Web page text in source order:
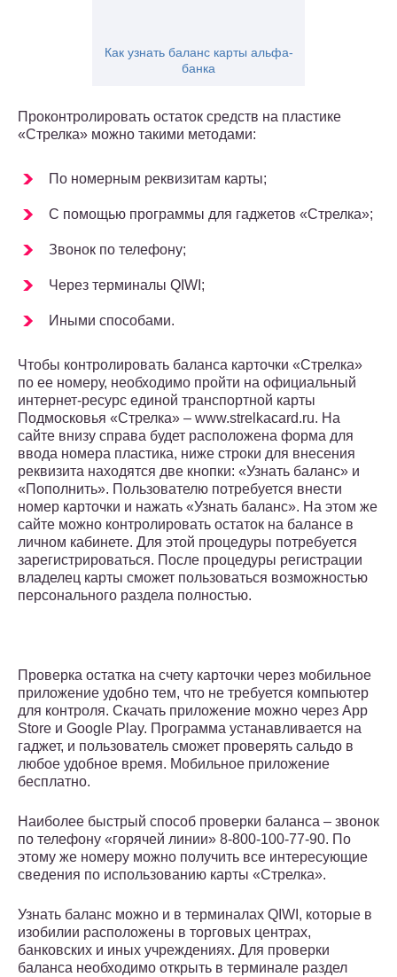
Как узнать баланс карты альфа-
банка
Проконтролировать остаток средств на пластике
«Стрелка» можно такими методами:
По номерным реквизитам карты;
С помощью программы для гаджетов «Стрелка»;
Звонок по телефону;
Через терминалы QIWI;
Иными способами.
Чтобы контролировать баланса карточки «Стрелка»
по ее номеру, необходимо пройти на официальный
интернет-ресурс единой транспортной карты
Подмосковья «Стрелка» – www.strelkacard.ru. На
сайте внизу справа будет расположена форма для
ввода номера пластика, ниже строки для внесения
реквизита находятся две кнопки: «Узнать баланс» и
«Пополнить». Пользователю потребуется внести
номер карточки и нажать «Узнать баланс». На этом же
сайте можно контролировать остаток на балансе в
личном кабинете. Для этой процедуры потребуется
зарегистрироваться. После процедуры регистрации
владелец карты сможет пользоваться возможностью
персонального раздела полностью.
Проверка остатка на счету карточки через мобильное
приложение удобно тем, что не требуется компьютер
для контроля. Скачать приложение можно через App
Store и Google Play. Программа устанавливается на
гаджет, и пользователь сможет проверять сальдо в
любое удобное время. Мобильное приложение
бесплатно.
Наиболее быстрый способ проверки баланса – звонок
по телефону «горячей линии» 8-800-100-77-90. По
этому же номеру можно получить все интересующие
сведения по использованию карты «Стрелка».
Узнать баланс можно и в терминалах QIWI, которые в
изобилии расположены в торговых центрах,
банковских и иных учреждениях. Для проверки
баланса необходимо открыть в терминале раздел